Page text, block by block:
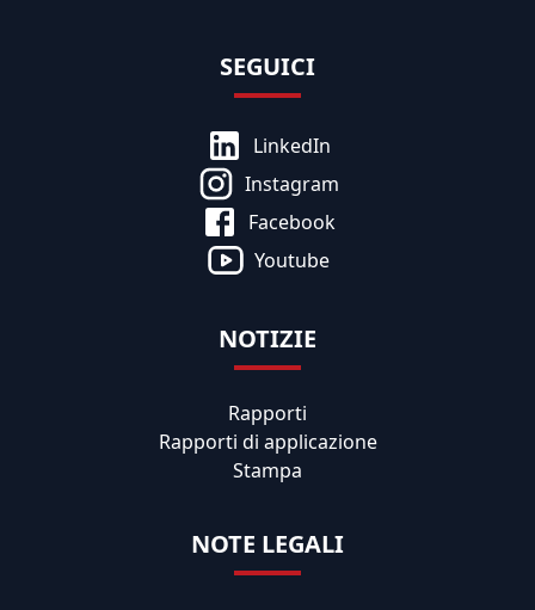
SEGUICI
LinkedIn
Instagram
Facebook
Youtube
NOTIZIE
Rapporti
Rapporti di applicazione
Stampa
NOTE LEGALI